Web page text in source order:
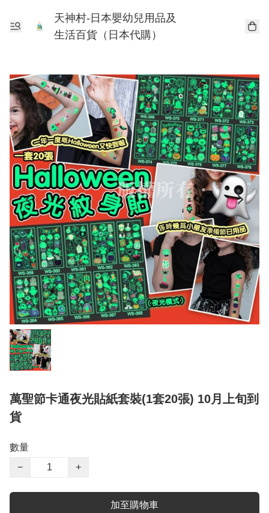
天神村-日本嬰幼兒用品及
生活百貨（日本代購）
萬聖節卡通夜光貼紙套裝(1套20張) 10月上旬到
貨
數量
−
+
加至購物車